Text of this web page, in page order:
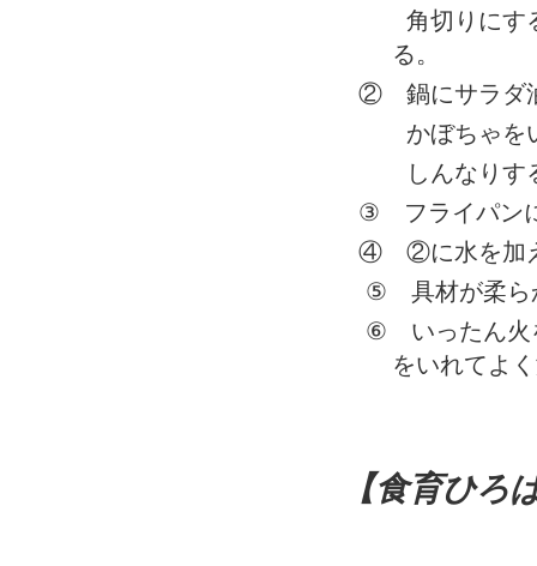
角切りにする
る。
② 鍋にサラダ
かぼちゃをい
しんなりす
③ フライパン
④ ②に水を加え
⑤ 具材が柔ら
⑥ いったん火
をいれてよ
【食育ひろ